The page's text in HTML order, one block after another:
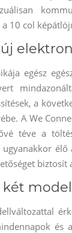
10 col
egész
a
A We
téve a
élő
biztosít
két
és